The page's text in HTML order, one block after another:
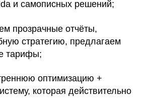
и самописных решений;
прозрачные отчёты,
стратегию, предлагаем
тарифы;
оптимизацию +
которая действительно